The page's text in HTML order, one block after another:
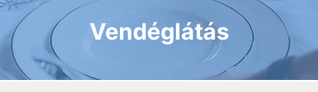
Vendéglátás